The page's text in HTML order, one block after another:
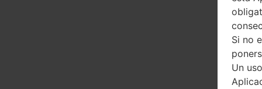
Si no
Un